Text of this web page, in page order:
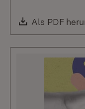
Download:
Als PDF